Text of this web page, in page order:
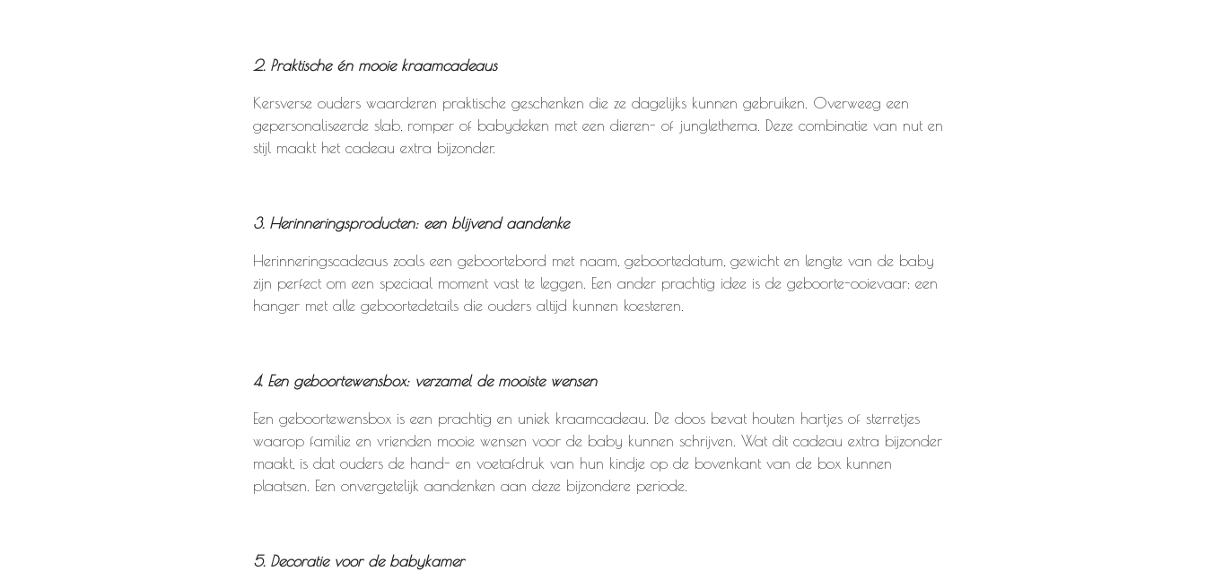
2. Praktische én mooie kraamcadeaus
Kersverse ouders waarderen praktische geschenken die ze dagelijks kunnen gebruiken. Overweeg een
gepersonaliseerde slab, romper of babydeken met een dieren- of junglethema. Deze combinatie van nut en
stijl maakt het cadeau extra bijzonder.
3. Herinneringsproducten: een blijvend aandenke
Herinneringscadeaus zoals een geboortebord met naam, geboortedatum, gewicht en lengte van de baby
zijn perfect om een speciaal moment vast te leggen. Een ander prachtig idee is de geboorte-ooievaar: een
hanger met alle geboortedetails die ouders altijd kunnen koesteren.
4. Een geboortewensbox: verzamel de mooiste wensen
Een geboortewensbox is een prachtig en uniek kraamcadeau. De doos bevat houten hartjes of sterretjes
waarop familie en vrienden mooie wensen voor de baby kunnen schrijven. Wat dit cadeau extra bijzonder
maakt, is dat ouders de hand- en voetafdruk van hun kindje op de bovenkant van de box kunnen
plaatsen. Een onvergetelijk aandenken aan deze bijzondere periode.
5. Decoratie voor de babykamer